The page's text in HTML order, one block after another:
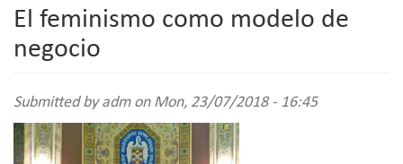
El feminismo como modelo de
negocio
Submitted byadmon Mon, 23/07/2018 - 16:45